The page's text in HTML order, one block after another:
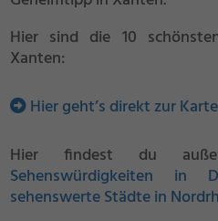
Hier sind die 10
Xanten:
Hier geht’s direkt zur
Hier findest du
Sehenswürdigkeiten in
sehenswerte Städte in